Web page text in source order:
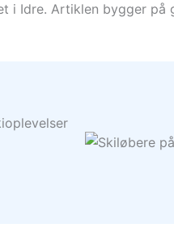
i Idre. Artiklen bygger